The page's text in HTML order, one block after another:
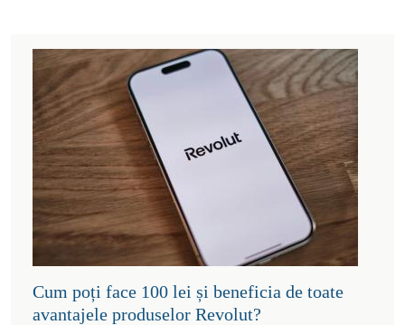
Cum poți face 100 lei și beneficia de toate
avantajele produselor Revolut?